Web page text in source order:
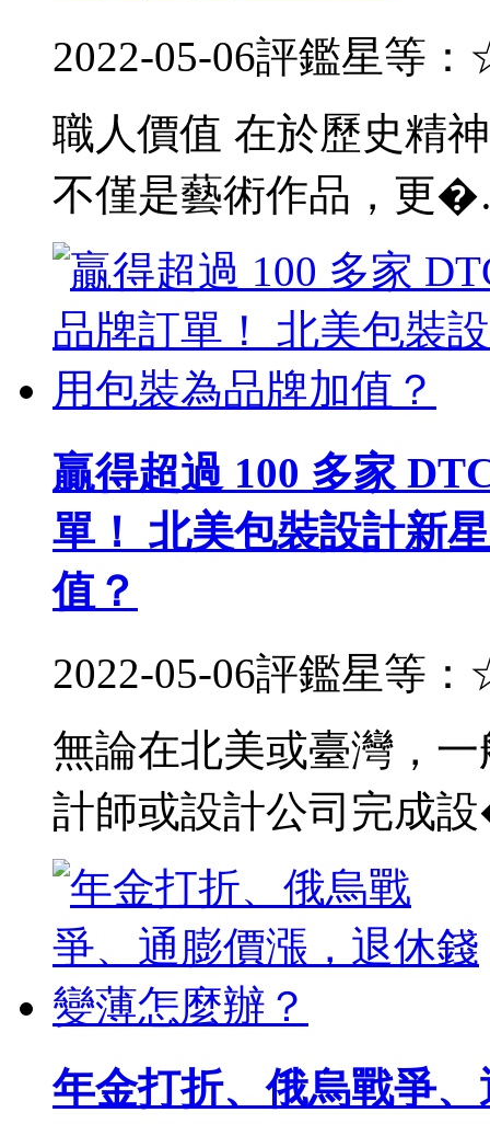
2022-05-06評鑑星等：
職人價值 在於歷史精
不僅是藝術作品，更
贏得超過 100 多家
單！ 北美包裝設計新
值？
2022-05-06評鑑星等：
無論在北美或臺灣，
計師或設計公司完成
年金打折、俄烏戰爭